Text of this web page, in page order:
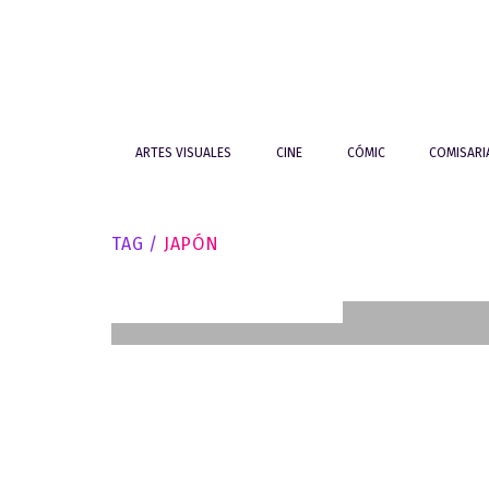
ARTES VISUALES CINE CÓMIC
TAG / JAPÓN
Taller Simbologías de